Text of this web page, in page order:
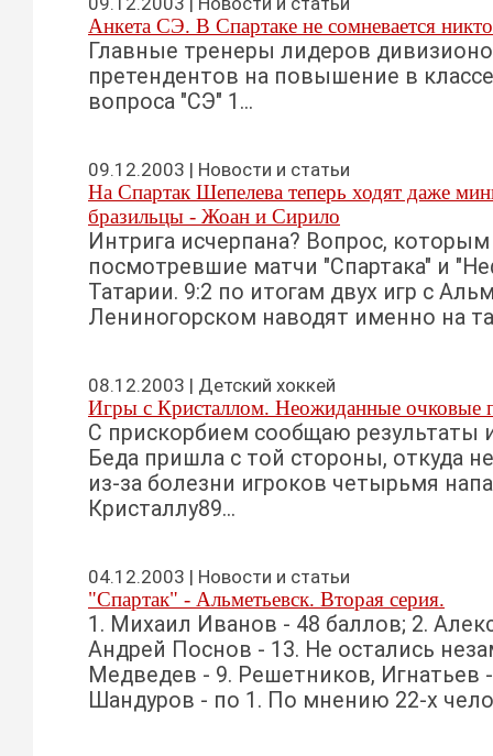
Анкета СЭ. В Спартаке не сомневается никто
Главные тренеры лидеров
претендентов на повышение в
вопроса "СЭ" 1...
09.12.2003 | Новости и статьи
На Спартак Шепелeва теперь ходят даже
бразильцы - Жоан и Сирило
Интрига исчерпана? Вопрос,
посмотревшие матчи "Спартака" и
Татарии. 9:2 по итогам двух игр с
Лениногорском наводят именно на
08.12.2003 | Детский хоккей
Игры с Кристаллом. Неожиданные очковые
С прискорбием сообщаю результаты
Беда пришла с той стороны, откуда
из-за болезни игроков четырьмя
Кристаллу89...
04.12.2003 | Новости и статьи
"Спартак" - Альметьевск. Вторая серия.
1. Михаил Иванов - 48 баллов; 2.
Андрей Поснов - 13. Не остались
Медведев - 9. Решетников, Игнатьев
Шандуров - по 1. По мнению 22-х